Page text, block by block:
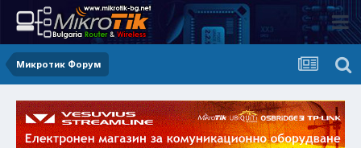
Микротик Форум